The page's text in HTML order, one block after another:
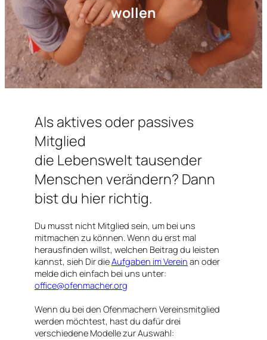
wollen
Als aktives oder passives
Mitglied
die Lebenswelt tausender
Menschen verändern? Dann
bist du hier richtig.
Du musst nicht Mitglied sein, um bei uns
mitmachen zu können. Wenn du erst mal
herausfinden willst, welchen Beitrag du leisten
kannst, sieh Dir dieAufgaben im Verein an oder
melde dich einfach bei uns unter:
office@ofenmacher.org
Wenn du bei den Ofenmachern Vereinsmitglied
werden möchtest, hast du dafür drei
verschiedene Modelle zur Auswahl: